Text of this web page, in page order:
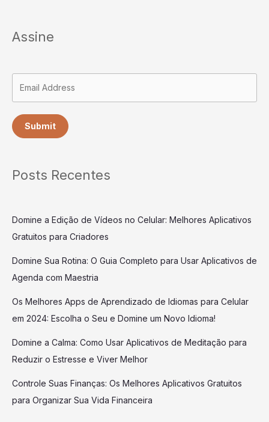
Assine
Submit
Posts Recentes
Domine a Edição de Vídeos no Celular: Melhores Aplicativos
Gratuitos para Criadores
Domine Sua Rotina: O Guia Completo para Usar Aplicativos de
Agenda com Maestria
Os Melhores Apps de Aprendizado de Idiomas para Celular
em 2024: Escolha o Seu e Domine um Novo Idioma!
Domine a Calma: Como Usar Aplicativos de Meditação para
Reduzir o Estresse e Viver Melhor
Controle Suas Finanças: Os Melhores Aplicativos Gratuitos
para Organizar Sua Vida Financeira